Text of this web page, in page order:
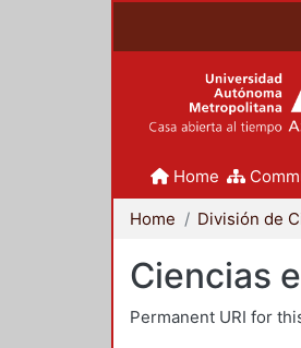
Home
Home
Ciencias
Permanent URI for